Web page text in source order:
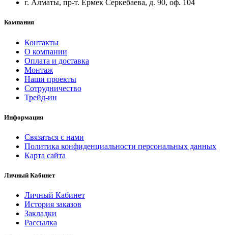
г. Алматы, пр-т. Ермек Серкебаева, д. 90, оф. 104
Компания
Контакты
О компании
Оплата и доставка
Монтаж
Наши проекты
Сотрудничество
Трейд-ин
Информация
Связаться с нами
Политика конфиденциальности персональных данных
Карта сайта
Личный Кабинет
Личный Кабинет
История заказов
Закладки
Рассылка